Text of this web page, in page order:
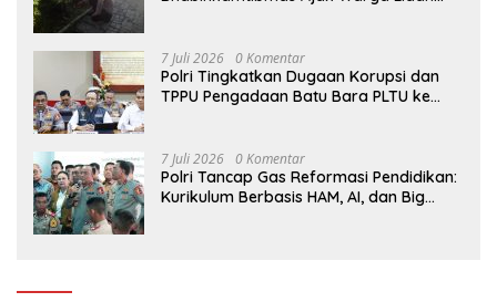
7 Juli 2026 0 Komentar
Polri Tingkatkan Dugaan Korupsi dan
TPPU Pengadaan Batu Bara PLTU ke
7 Juli 2026 0 Komentar
Polri Tancap Gas Reformasi Pendidikan:
Kurikulum Berbasis HAM, AI, dan Big